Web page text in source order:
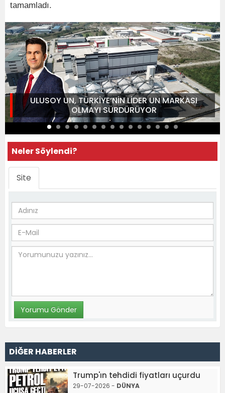
tamamladı.
ULUSOY UN, TÜRKİYE’NİN LİDER UN MARKASI
OLMAYI SÜRDÜRÜYOR
Neler Söylendi?
Site
DİĞER HABERLER
Trump'ın tehdidi fiyatları uçurdu
29-07-2026 - DÜNYA